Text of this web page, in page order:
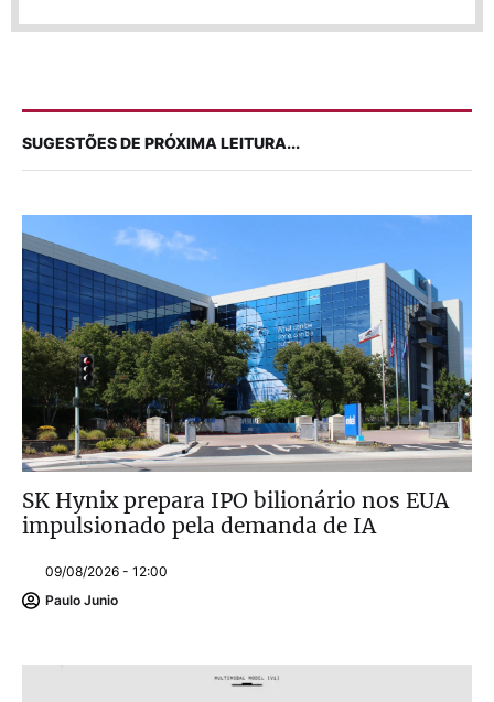
SUGESTÕES DE PRÓXIMA LEITURA...
SK Hynix prepara IPO bilionário nos EUA
impulsionado pela demanda de IA
09/08/2026 - 12:00
Paulo Junio